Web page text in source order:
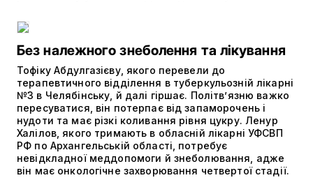
Без належного знеболення та лікування
Тофіку Абдулгазієву, якого перевели до
терапевтичного відділення в туберкульозній лікарні
№3 в Челябінську, й далі гіршає. Політвʼязню важко
пересуватися, він потерпає від запаморочень і
нудоти та має різкі коливання рівня цукру. Ленур
Халілов, якого тримають в обласній лікарні УФСВП
РФ по Архангельській області, потребує
невідкладної меддопомоги й знеболювання, адже
він має онкологічне захворювання четвертої стадії.